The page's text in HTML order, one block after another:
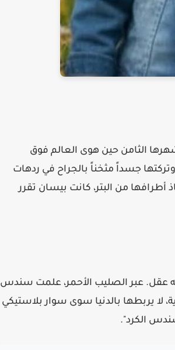
الثامن حين هوى العالم فوق
جسداً مثخناً بالجراح في ردهات
من البتر، كانت بيسان تقرر
عقل. عبر الصليب الأحمر، علمت سندس
لا يربطها بالدنيا سوى سوار بلاستيكي
الكرد".